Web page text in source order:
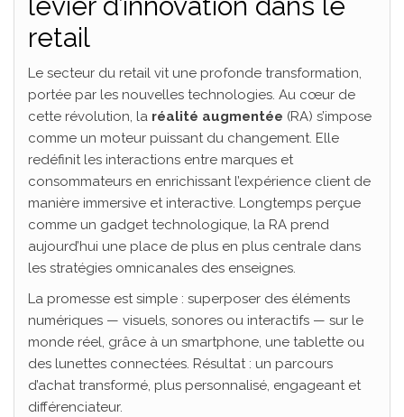
retail
Le secteur du retail vit une profonde transformation,
portée par les nouvelles technologies. Au cœur de
cette révolution, la réalité augmentée (RA) s’impose
comme un moteur puissant du changement. Elle
redéfinit les interactions entre marques et
consommateurs en enrichissant l’expérience client de
manière immersive et interactive. Longtemps perçue
comme un gadget technologique, la RA prend
aujourd’hui une place de plus en plus centrale dans
les stratégies omnicanales des enseignes.
La promesse est simple : superposer des éléments
numériques — visuels, sonores ou interactifs — sur le
monde réel, grâce à un smartphone, une tablette ou
des lunettes connectées. Résultat : un parcours
d’achat transformé, plus personnalisé, engageant et
différenciateur.